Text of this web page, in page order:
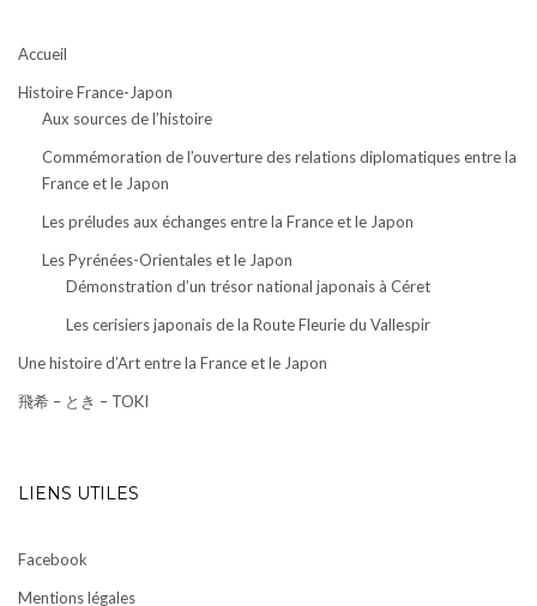
Accueil
Histoire France-Japon
Aux sources de l’histoire
Commémoration de l’ouverture des relations diplomatiques entre la
France et le Japon
Les préludes aux échanges entre la France et le Japon
Les Pyrénées-Orientales et le Japon
Démonstration d’un trésor national japonais à Céret
Les cerisiers japonais de la Route Fleurie du Vallespir
Une histoire d’Art entre la France et le Japon
飛希 – とき – TOKI
LIENS UTILES
Facebook
Mentions légales